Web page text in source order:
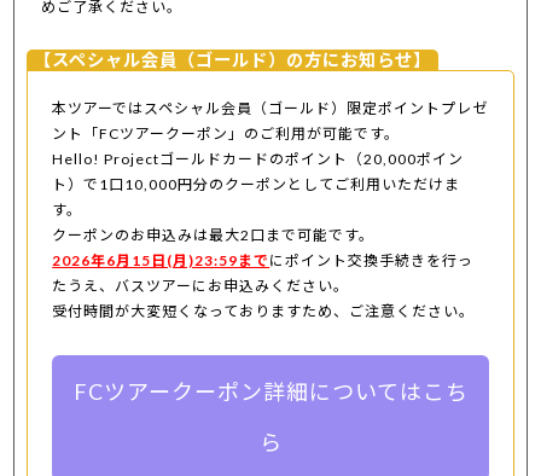
めご了承ください。
【スペシャル会員（ゴールド）の方にお知らせ】
本ツアーではスペシャル会員（ゴールド）限定ポイントプレゼ
ント「FCツアークーポン」のご利用が可能です。
Hello! Projectゴールドカードのポイント（20,000ポイン
ト）で1口10,000円分のクーポンとしてご利用いただけま
す。
クーポンのお申込みは最大2口まで可能です。
2026年6月15日(月)23:59まで にポイント交換手続きを行っ
たうえ、バスツアーにお申込みください。
受付時間が大変短くなっておりますため、ご注意ください。
FCツアークーポン詳細についてはこち
ら